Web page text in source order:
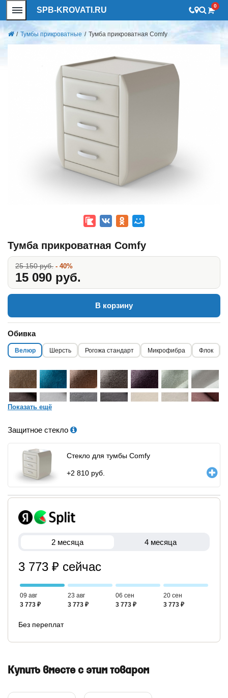
SPB-KROVATI.RU 0
/ Тумбы прикроватные / Тумба прикроватная Comfy
Тумба прикроватная Comfy
25 150 руб. - 40%
15 090 руб.
В корзину
Обивка
Велюр Шерсть Рогожа стандарт Микрофибра Флок
Показать ещё
Защитное стекло
Стекло для тумбы Comfy
+2 810 руб.
2 месяца 4 месяца
3 773 ₽ сейчас
09 авг
3 773 ₽
23 авг
3 773 ₽
06 сен
3 773 ₽
20 сен
3 773 ₽
Без переплат
Купить вместе с этим товаром